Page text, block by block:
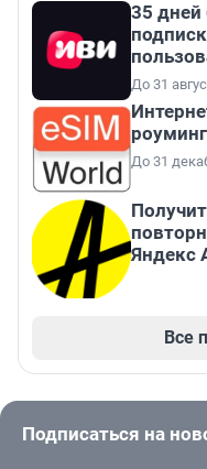
35 дней
До 31
До 31
Яндекс
Все
Подписаться на